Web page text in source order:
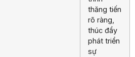
thăng tiến
rõ ràng,
thúc đẩy
phát triển
sự